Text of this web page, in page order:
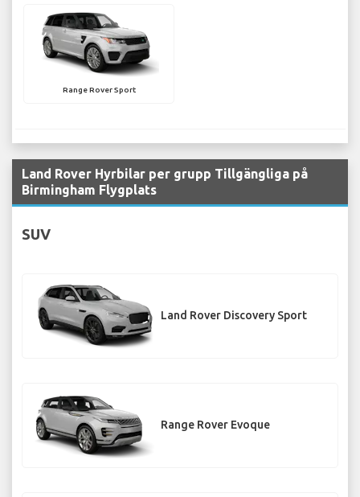
Range Rover Sport
Land Rover Hyrbilar per grupp Tillgängliga på
Birmingham Flygplats
SUV
Land Rover Discovery Sport
Range Rover Evoque